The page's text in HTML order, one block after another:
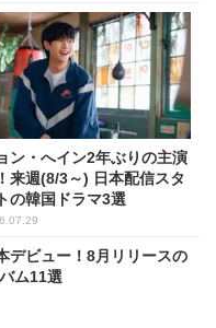
ン・へイン2年ぶりの主演
来週(8/3～) 日本配信スタ
の韓国ドラマ3選
デビュー！8月リリースの
ム11選